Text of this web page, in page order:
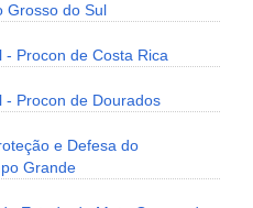
Grosso do Sul
- Procon de Costa Rica
- Procon de Dourados
e Defesa do
Grande